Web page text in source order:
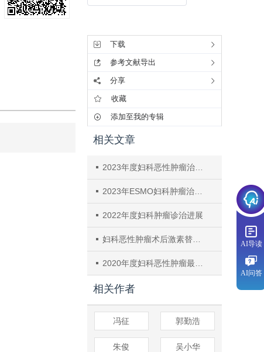
下载
参考文献导出
分享
收藏
添加至我的专辑
相关文章
2023年度妇科恶性肿瘤治疗进展及展望
2023年ESMO妇科肿瘤治疗最新进展及展望
2022年度妇科肿瘤诊治进展
妇科恶性肿瘤术后激素替代治疗的研究进展
2020年度妇科恶性肿瘤最新研究进展及展望
相关作者
冯征 郭勤浩
朱俊 吴小华
AI导读
AI问答